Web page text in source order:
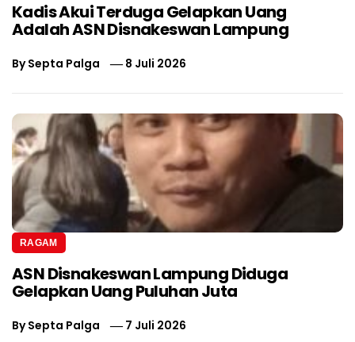
Kadis Akui Terduga Gelapkan Uang
Adalah ASN Disnakeswan Lampung
BySepta Palga 8 Juli 2026
RAGAM
ASN Disnakeswan Lampung Diduga
Gelapkan Uang Puluhan Juta
BySepta Palga 7 Juli 2026